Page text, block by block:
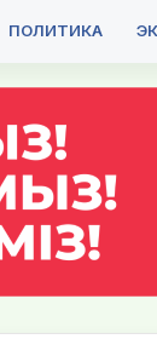
ПОЛИТИКА